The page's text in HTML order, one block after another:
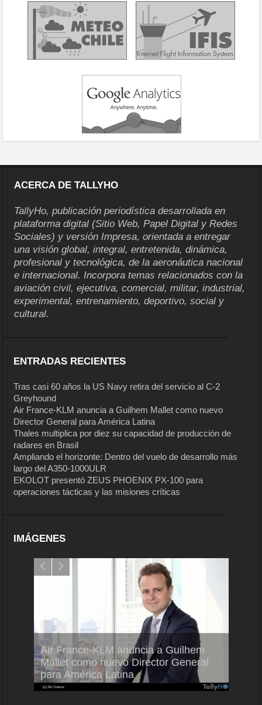
ACERCA DE TALLYHO
TallyHo, publicación periodística desarrollada en
plataforma digital (Sitio Web, Papel Digital y Redes
Sociales) y versión Impresa, orientada a entregar
una visión global, integral, entretenida, dinámica,
profesional y tecnológica, de la aeronáutica nacional
e internacional. Incorpora temas relacionados con la
aviación civil, ejecutiva, comercial, militar, industrial,
experimental, entrenamiento, deportivo, social y
cultural.
ENTRADAS RECIENTES
Tras casi 60 años la US Navy retira del servicio al C-2
Greyhound
Air France-KLM anuncia a Guilhem Mallet como nuevo
Director General para América Latina
Thales multiplica por diez su capacidad de producción de
radares en Brasil
Ampliando el horizonte: Dentro del vuelo de desarrollo más
largo del A350-1000ULR
EKOLOT presentó ZEUS PHOENIX PX-100 para
operaciones tácticas y las misiones críticas
IMÁGENES
Air France-KLM anuncia a Guilhem
Mallet como nuevo Director General
para América Latina